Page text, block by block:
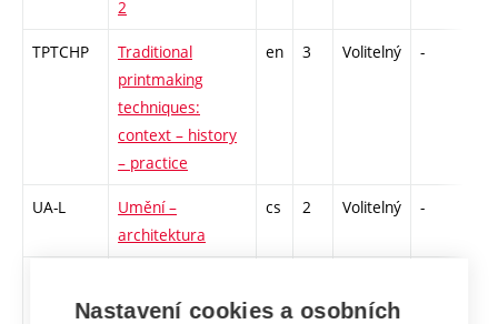
2
TPTCHP
Traditional
printmaking
techniques:
context – history
– practice
en 3 Volitelný -
UA-L
Umění –
architektura
cs 2 Volitelný -
2000 (seminář)
Nastavení cookies a osobních